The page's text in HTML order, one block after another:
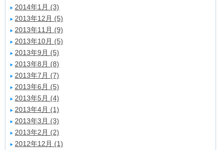
2014年1月 (3)
2013年12月 (5)
2013年11月 (9)
2013年10月 (5)
2013年9月 (5)
2013年8月 (8)
2013年7月 (7)
2013年6月 (5)
2013年5月 (4)
2013年4月 (1)
2013年3月 (3)
2013年2月 (2)
2012年12月 (1)